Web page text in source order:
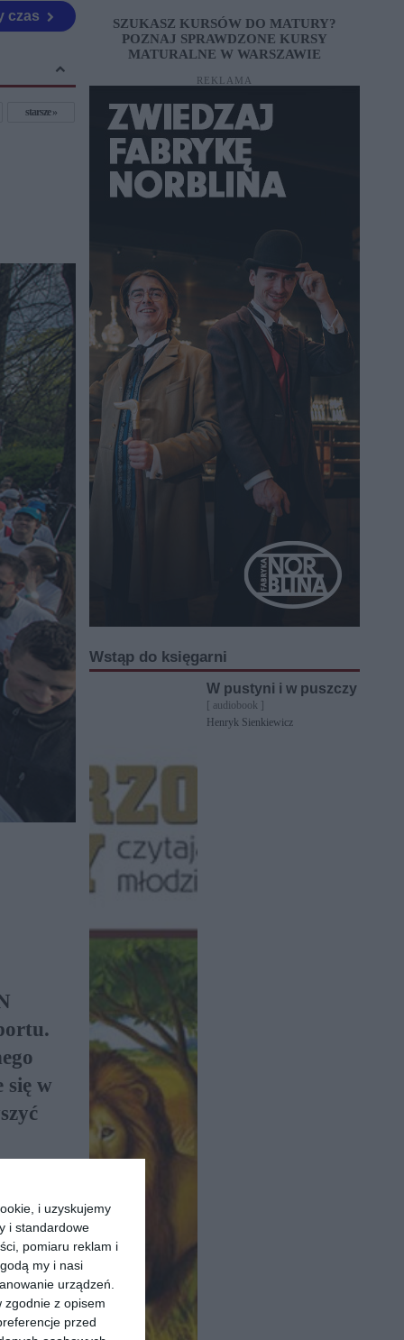
i uzyskujemy
i standardowe
pomiaru reklam i
my i nasi
urządzeń.
zgodnie z opisem
przed
czas
starsze
się w
SZUKASZ KURSÓW DO MATURY?
POZNAJ SPRAWDZONE KURSY
MATURALNE W WARSZAWIE
REKLAMA
Wstąp do księgarni
W pustyni i w puszczy
[ audiobook ]
Henryk Sienkiewicz